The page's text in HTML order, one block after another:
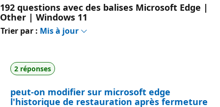
192 questions avec des balises Microsoft Edge |
Other | Windows 11
Trier par : Mis à jour
2 réponses
peut-on modifier sur microsoft edge
l'historique de restauration après fermeture